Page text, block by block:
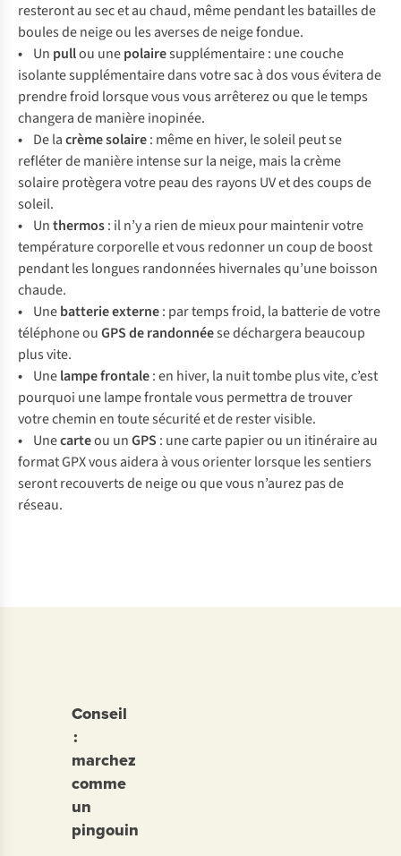
resteront au sec et au chaud, même pendant les batailles de
boules de neige ou les averses de neige fondue.
• Un pullou unepolairesupplémentaire : une couche
isolante supplémentaire dans votre sac à dos vous évitera de
prendre froid lorsque vous vous arrêterez ou que le temps
changera de manière inopinée.
• De lacrème solaire: même en hiver, le soleil peut se
refléter de manière intense sur la neige, mais la crème
solaire protègera votre peau des rayons UV et des coups de
soleil.
• Unthermos: il n’y a rien de mieux pour maintenir votre
température corporelle et vous redonner un coup de boost
pendant les longues randonnées hivernales qu’une boisson
chaude.
• Unebatterie externe: par temps froid, la batterie de votre
téléphone ouGPS de randonnéese déchargera beaucoup
plus vite.
• Unelampe frontale: en hiver, la nuit tombe plus vite, c’est
pourquoi une lampe frontale vous permettra de trouver
votre chemin en toute sécurité et de rester visible.
• Unecarteou unGPS : une carte papier ou un itinéraire au
format GPX vous aidera à vous orienter lorsque les sentiers
seront recouverts de neige ou que vous n’aurez pas de
réseau.
Conseil
:
marchez
comme
un
pingouin